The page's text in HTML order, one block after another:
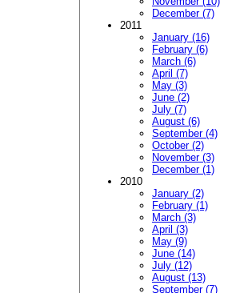
December (7)
2011
January (16)
February (6)
March (6)
April (7)
May (3)
June (2)
July (7)
August (6)
September (4)
October (2)
November (3)
December (1)
2010
January (2)
February (1)
March (3)
April (3)
May (9)
June (14)
July (12)
August (13)
September (7)